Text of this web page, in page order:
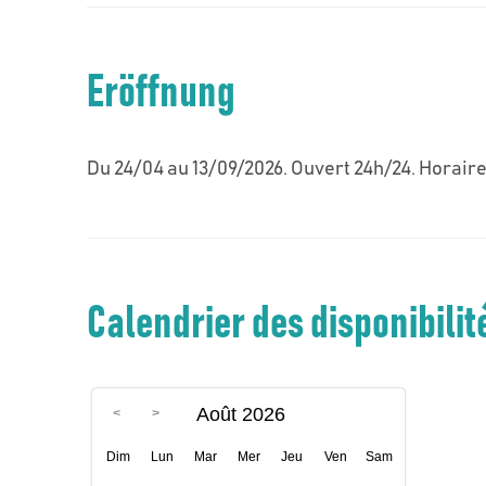
Eröffnung
Du 24/04 au 13/09/2026. Ouvert 24h/24.
Calendrier des
Août 2026
Dim Lun Mar Mer Jeu Ven Sam